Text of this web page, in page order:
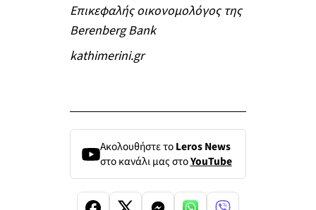
Επικεφαλής οικονομολόγος της
Berenberg Bank
kathimerini.gr
Ακολουθήστε τοLeros News
στο κανάλι μας στοYouTube